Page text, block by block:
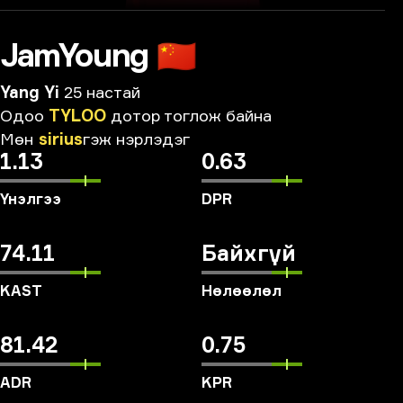
JamYoung 🇨🇳
Yang Yi 25 настай
Одоо TYLOO дотор тоглож байна
Мөн siriusгэж нэрлэдэг
1.13
Үнэлгээ
0.63
DPR
74.11
KAST
Байхгүй
Нөлөөлөл
81.42
ADR
0.75
KPR